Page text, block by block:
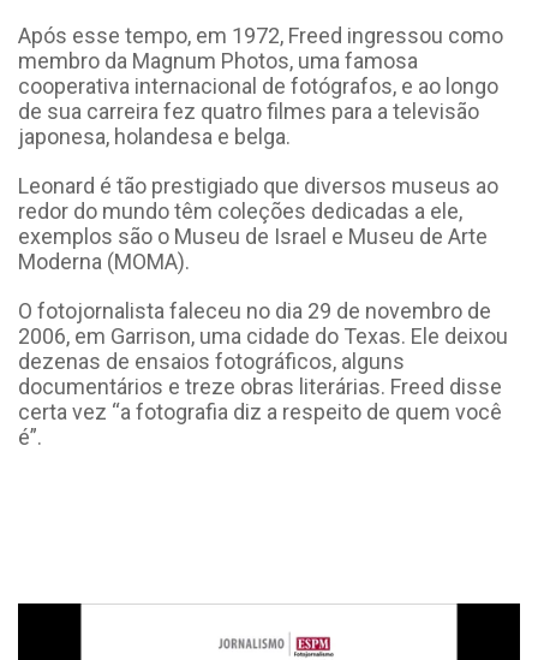
Após esse tempo, em 1972, Freed ingressou como
membro da Magnum Photos, uma famosa
cooperativa internacional de fotógrafos, e ao longo
de sua carreira fez quatro filmes para a televisão
japonesa, holandesa e belga.
Leonard é tão prestigiado que diversos museus ao
redor do mundo têm coleções dedicadas a ele,
exemplos são o Museu de Israel e Museu de Arte
Moderna (MOMA).
O fotojornalista faleceu no dia 29 de novembro de
2006, em Garrison, uma cidade do Texas. Ele deixou
dezenas de ensaios fotográficos, alguns
documentários e treze obras literárias. Freed disse
certa vez “a fotografia diz a respeito de quem você
é”.